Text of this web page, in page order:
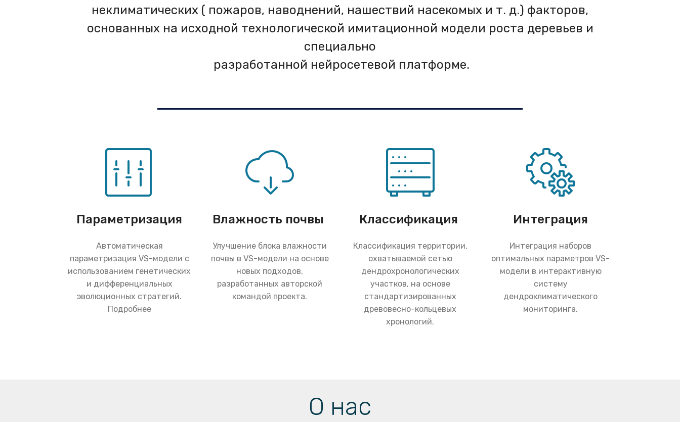
неклиматических ( пожаров, наводнений, нашествий насекомых и т. д.) факторов,
основанных на исходной технологической имитационной модели роста деревьев и
специально
разработанной нейросетевой платформе.
Параметризация
Автоматическая
параметризация VS-модели с
использованием генетических
и дифференциальных
эволюционных стратегий.
Подробнее
Влажность почвы
Улучшение блока влажности
почвы в VS-модели на основе
новых подходов,
разработанных авторской
командой проекта.
Классификация
Классификация территории,
охватываемой сетью
дендрохронологических
участков, на основе
стандартизированных
древовесно-кольцевых
хронологий.
Интеграция
Интеграция наборов
оптимальных параметров VS-
модели в интерактивную
систему
дендроклиматического
мониторинга.
О нас